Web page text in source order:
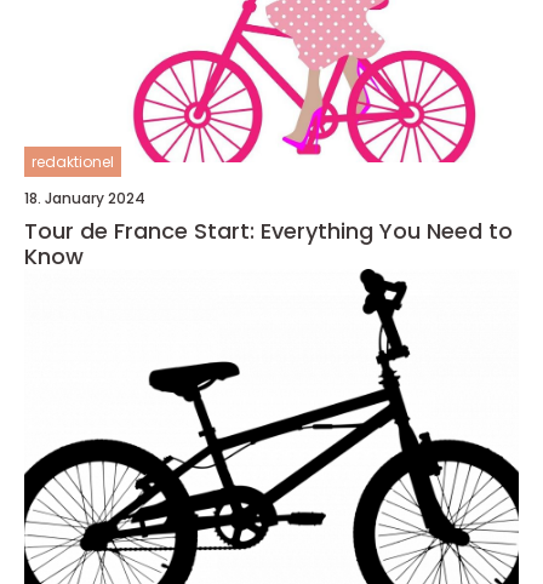
redaktionel
18. January 2024
Tour de France Start: Everything You Need to
Know